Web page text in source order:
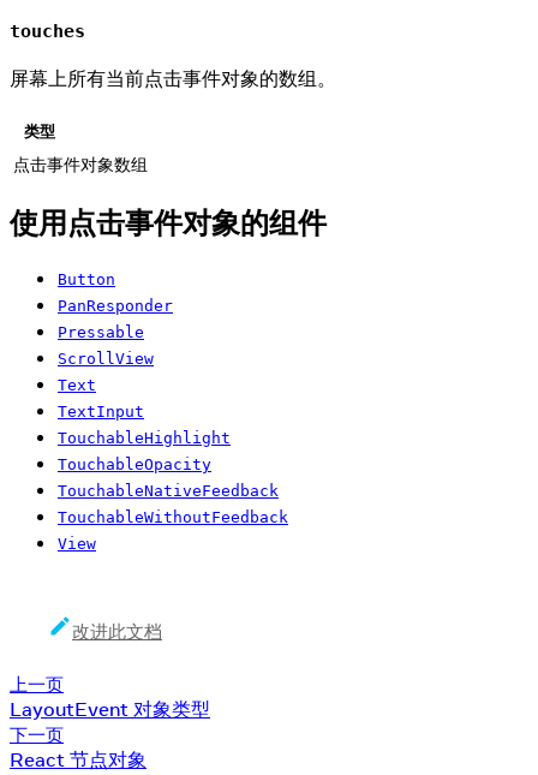
touches
屏幕上所有当前点击事件对象的数组。
类型
点击事件对象数组
使用点击事件对象的组件
Button
PanResponder
Pressable
ScrollView
Text
TextInput
TouchableHighlight
TouchableOpacity
TouchableNativeFeedback
TouchableWithoutFeedback
View
改进此文档
上一页
LayoutEvent 对象类型
下一页
React 节点对象